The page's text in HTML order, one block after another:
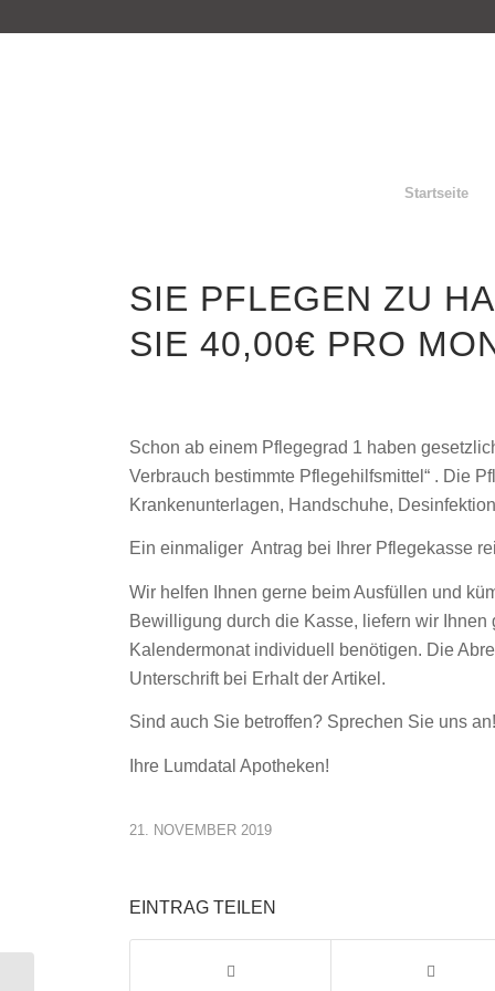
Startseite
SIE PFLEGEN ZU
SIE 40,00€ PRO
Schon ab einem Pflegegrad 1 haben
Verbrauch bestimmte Pflegehilfsmittel“ . Die
Krankenunterlagen, Handschuhe,
Ein einmaliger Antrag bei Ihrer Pflegekasse
Wir helfen Ihnen gerne beim Ausfüllen und
Bewilligung durch die Kasse, liefern wir
Kalendermonat individuell benötigen. Die
Unterschrift bei Erhalt der Artikel.
Sind auch Sie betroffen? Sprechen Sie uns
Ihre Lumdatal Apotheken!
21. NOVEMBER 2019
EINTRAG TEILEN